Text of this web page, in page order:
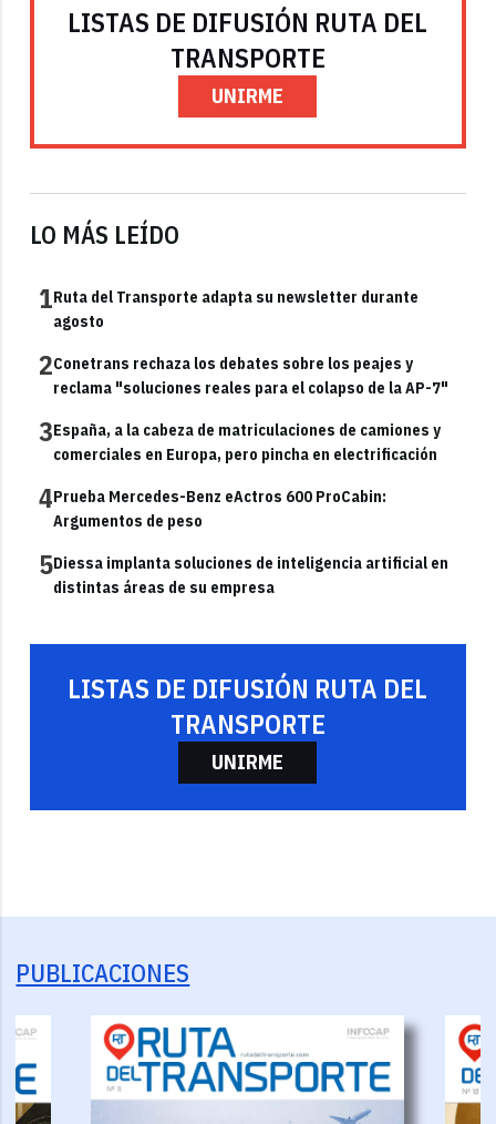
LISTAS DE DIFUSIÓN RUTA DEL
TRANSPORTE
UNIRME
LO MÁS LEÍDO
1Ruta del Transporte adapta su newsletter durante
agosto
2Conetrans rechaza los debates sobre los peajes y
reclama "soluciones reales para el colapso de la AP-7"
3España, a la cabeza de matriculaciones de camiones y
comerciales en Europa, pero pincha en electrificación
4Prueba Mercedes-Benz eActros 600 ProCabin:
Argumentos de peso
5Diessa implanta soluciones de inteligencia artificial en
distintas áreas de su empresa
LISTAS DE DIFUSIÓN RUTA DEL
TRANSPORTE
UNIRME
PUBLICACIONES